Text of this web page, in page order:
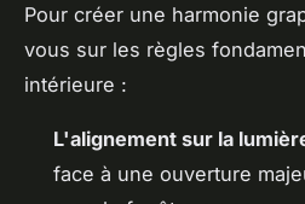
Pour créer une harmonie
vous sur les règles
intérieure :
L'alignement sur la
face à une ouverture